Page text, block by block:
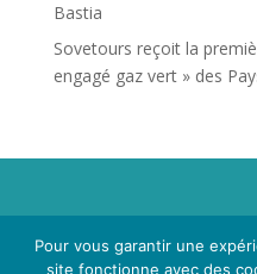
Bastia
Sovetours reçoit la
engagé gaz vert » des
Propriété de Territoire
Mentions Légaleset
Pour vous garantir une
site fonctionne avec des